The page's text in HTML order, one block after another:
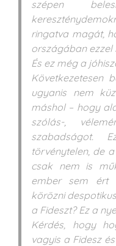
szépen
ringatva magát,
országában ezzel
És ez még a
Következetesen
ugyanis nem
máshol – hogy
szólás-,
szabadságot.
törvénytelen, de
csak nem is
ember sem ért
körözni
a Fideszt? Ez a
Kérdés, hogy
vagyis a Fidesz